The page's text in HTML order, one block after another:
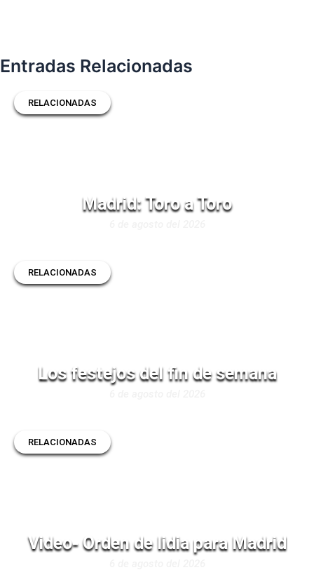
Entradas Relacionadas
RELACIONADAS
Madrid: Toro a Toro
RELACIONADAS
Los festejos del fin de semana
RELACIONADAS
Video- Orden de lidia para Madrid